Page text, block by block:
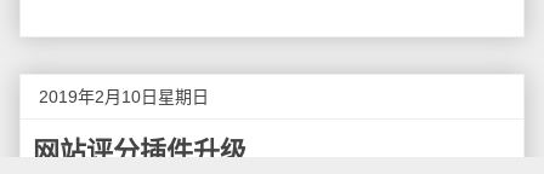
2019年2月10日星期日
网站评分插件升级